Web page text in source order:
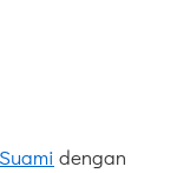
dengan